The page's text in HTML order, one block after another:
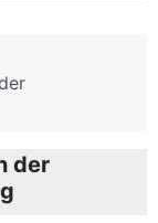
der